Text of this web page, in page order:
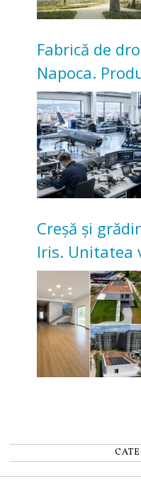
Fabrică de
Napoca.
înceapă în
Creșă și
Iris. Unitatea
pentru copii